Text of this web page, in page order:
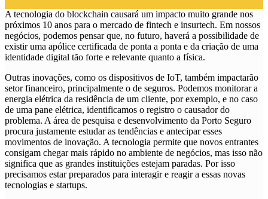
A tecnologia do blockchain causará um impacto muito grande nos
próximos 10 anos para o mercado de fintech e insurtech. Em nossos
negócios, podemos pensar que, no futuro, haverá a possibilidade de
existir uma apólice certificada de ponta a ponta e da criação de uma
identidade digital tão forte e relevante quanto a física.
Outras inovações, como os dispositivos de IoT, também impactarão
setor financeiro, principalmente o de seguros. Podemos monitorar a
energia elétrica da residência de um cliente, por exemplo, e no caso
de uma pane elétrica, identificamos o registro o causador do
problema. A área de pesquisa e desenvolvimento da Porto Seguro
procura justamente estudar as tendências e antecipar esses
movimentos de inovação. A tecnologia permite que novos entrantes
consigam chegar mais rápido no ambiente de negócios, mas isso não
significa que as grandes instituições estejam paradas. Por isso
precisamos estar preparados para interagir e reagir a essas novas
tecnologias e startups.